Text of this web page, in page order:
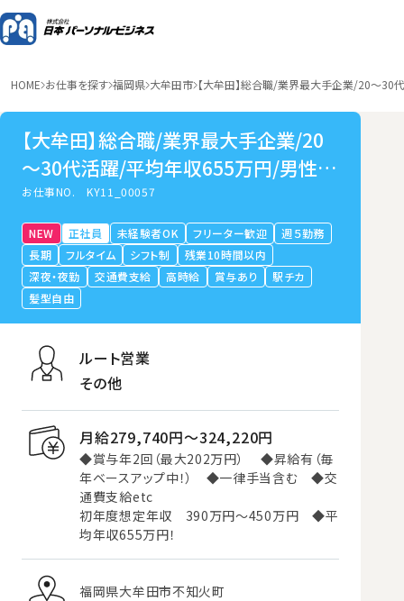
HOME お仕事を探す 福岡県 大牟田市 【大牟田】総合職/業界最大手企業/20～
【大牟田】総合職/業界最大手企業/20
～30代活躍/平均年収655万円/男性の
育休取得可
お仕事NO.KY11_00057
NEW 正社員 未経験者OK フリーター歓迎
週５勤務
長期
フルタイム シフト制
残業10時間以内
深夜・夜勤
交通費支給 高時給 賞与あり
駅チカ
髪型自由
ルート営業
その他
月給279,740円〜324,220円
◆賞与年2回（最大202万円） ◆昇給有（毎
年ベースアップ中！） ◆一律手当含む ◆交
通費支給etc
初年度想定年収 390万円～450万円 ◆平
均年収655万円！
福岡県大牟田市不知火町